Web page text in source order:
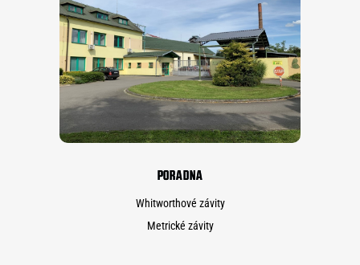
PORADNA
Whitworthové závity
Metrické závity